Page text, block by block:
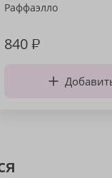
Раффаэлло
840₽